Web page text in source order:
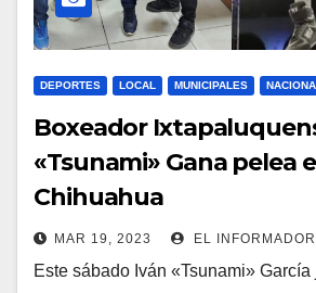
DEPORTES LOCAL MUNICIPALES
Boxeador
«Tsunami» Gana pelea
Chihuahua
MAR 19, 2023 EL
Este sábado Iván «Tsunami»